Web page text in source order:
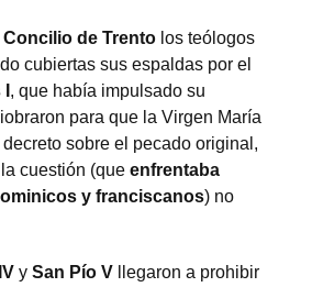
Concilio de Trento los teólogos
cubiertas sus espaldas por el
, que había impulsado su
para que la Virgen María
sobre el pecado original,
cuestión (que enfrentaba
y franciscanos) no
y San Pío V llegaron a prohibir